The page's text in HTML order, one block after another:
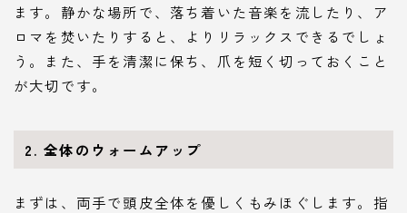
ます。静かな場所で、落ち着いた音楽を流したり、ア
ロマを焚いたりすると、よりリラックスできるでしょ
う。また、手を清潔に保ち、爪を短く切っておくこと
が大切です。
2. 全体のウォームアップ
まずは、両手で頭皮全体を優しくもみほぐします。指